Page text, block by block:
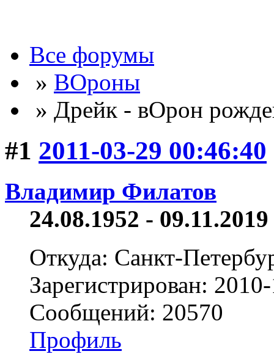
Все форумы
» ВОроны
» Дрейк - вОрон
#1 2011-03-29 00:46:40
Владимир Филатов
24.08.1952 -
Откуда: Санкт-
Зарегистрирован:
Сообщений: 20570
Профиль